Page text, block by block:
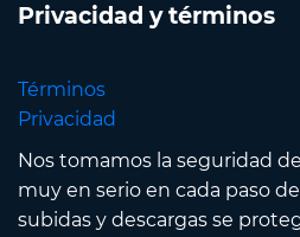
Privacidad y términos
Términos
Privacidad
Nos tomamos la seguridad
muy en serio en cada paso
subidas y descargas se